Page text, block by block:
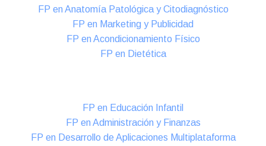
FP en Anatomía Patológica y Citodiagnóstico
FP en Marketing y Publicidad
FP en Acondicionamiento Físico
FP en Dietética
FP en Educación Infantil
FP en Administración y Finanzas
FP en Desarrollo de Aplicaciones Multiplataforma